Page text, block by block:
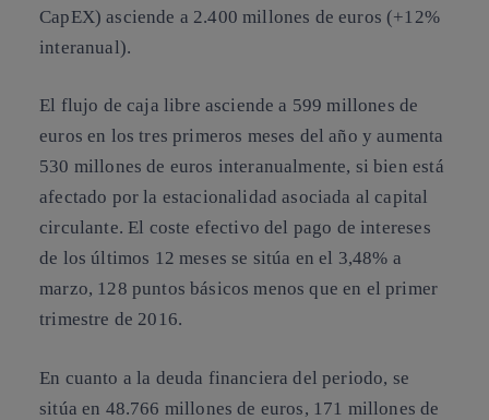
CapEX) asciende a 2.400 millones de euros (+12%
interanual).
El flujo de caja libre asciende a 599 millones de
euros en los tres primeros meses del año y aumenta
530 millones de euros interanualmente, si bien está
afectado por la estacionalidad asociada al capital
circulante. El coste efectivo del pago de intereses
de los últimos 12 meses se sitúa en el 3,48% a
marzo, 128 puntos básicos menos que en el primer
trimestre de 2016.
En cuanto a la deuda financiera del periodo, se
sitúa en 48.766 millones de euros, 171 millones de